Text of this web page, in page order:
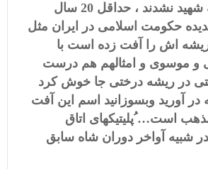
سیستم ولی فقیه شهید نشدند ، حداقل 20 سال
حکومت اسلامی در ایران مثل
اش را آفت زده است با
و موسوی و امثالهم هم درست
در ریشه درختی جا خوش کرد
آورید وبسوزانید اسم این آفت
است… ُپلیتیکهای اتاق
شبیه آواخر دوران شاه سابق